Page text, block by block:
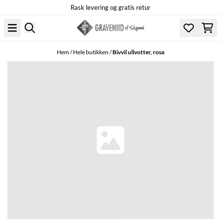
Rask levering og gratis retur
Hem/Hele butikken /Bivvil ullvotter, rosa